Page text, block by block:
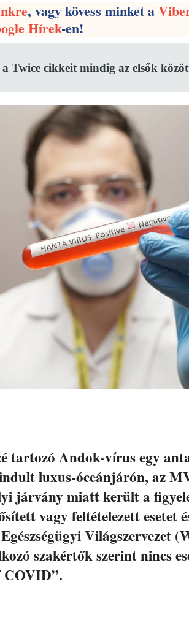
, vagy kövess minket a
Hírek-en!
Twice cikkeit mindig az elsők
tartozó Andok-vírus egy
luxus-óceánjárón, az
járvány miatt került a
vagy feltételezett esetet
Világszervezet
szakértők szerint nincs
COVID”.